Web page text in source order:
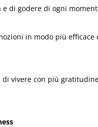
di godere di ogni
in modo più efficace
vivere con più